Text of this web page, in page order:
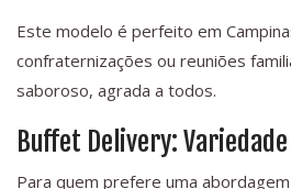
Este modelo é perfeito em
confraternizações ou reuniões
saboroso, agrada a todos.
Buffet Delivery:
Para quem prefere uma